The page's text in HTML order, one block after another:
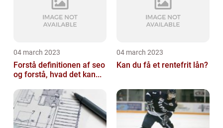
04 march 2023
Forstå definitionen af seo
og forstå, hvad det kan...
04 march 2023
Kan du få et rentefrit lån?